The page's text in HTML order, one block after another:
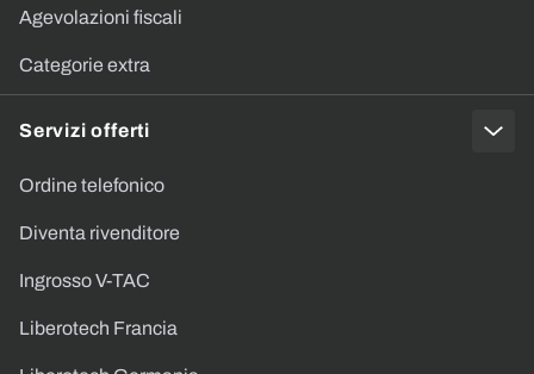
Agevolazioni fiscali
Categorie extra
Servizi offerti
Ordine telefonico
Diventa rivenditore
Ingrosso V-TAC
Liberotech Francia